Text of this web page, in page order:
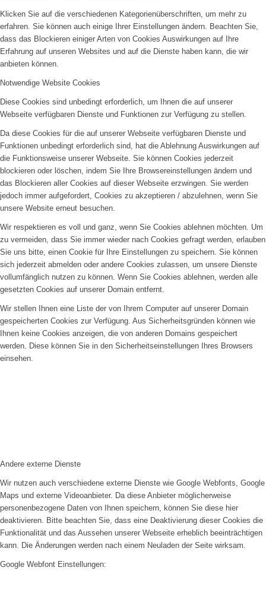
Klicken Sie auf die verschiedenen Kategorienüberschriften, um mehr zu
erfahren. Sie können auch einige Ihrer Einstellungen ändern. Beachten Sie,
dass das Blockieren einiger Arten von Cookies Auswirkungen auf Ihre
Erfahrung auf unseren Websites und auf die Dienste haben kann, die wir
anbieten können.
Notwendige Website Cookies
Diese Cookies sind unbedingt erforderlich, um Ihnen die auf unserer
Webseite verfügbaren Dienste und Funktionen zur Verfügung zu stellen.
Da diese Cookies für die auf unserer Webseite verfügbaren Dienste und
Funktionen unbedingt erforderlich sind, hat die Ablehnung Auswirkungen auf
die Funktionsweise unserer Webseite. Sie können Cookies jederzeit
blockieren oder löschen, indem Sie Ihre Browsereinstellungen ändern und
das Blockieren aller Cookies auf dieser Webseite erzwingen. Sie werden
jedoch immer aufgefordert, Cookies zu akzeptieren / abzulehnen, wenn Sie
unsere Website erneut besuchen.
Wir respektieren es voll und ganz, wenn Sie Cookies ablehnen möchten. Um
zu vermeiden, dass Sie immer wieder nach Cookies gefragt werden, erlauben
Sie uns bitte, einen Cookie für Ihre Einstellungen zu speichern. Sie können
sich jederzeit abmelden oder andere Cookies zulassen, um unsere Dienste
vollumfänglich nutzen zu können. Wenn Sie Cookies ablehnen, werden alle
gesetzten Cookies auf unserer Domain entfernt.
Wir stellen Ihnen eine Liste der von Ihrem Computer auf unserer Domain
gespeicherten Cookies zur Verfügung. Aus Sicherheitsgründen können wie
Ihnen keine Cookies anzeigen, die von anderen Domains gespeichert
werden. Diese können Sie in den Sicherheitseinstellungen Ihres Browsers
einsehen.
Andere externe Dienste
Wir nutzen auch verschiedene externe Dienste wie Google Webfonts, Google
Maps und externe Videoanbieter. Da diese Anbieter möglicherweise
personenbezogene Daten von Ihnen speichern, können Sie diese hier
deaktivieren. Bitte beachten Sie, dass eine Deaktivierung dieser Cookies die
Funktionalität und das Aussehen unserer Webseite erheblich beeinträchtigen
kann. Die Änderungen werden nach einem Neuladen der Seite wirksam.
Google Webfont Einstellungen: